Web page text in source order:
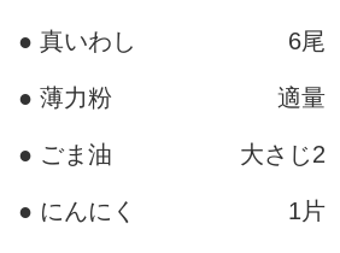
● 真いわし 6尾
● 薄力粉 適量
● ごま油 大さじ2
● にんにく 1片